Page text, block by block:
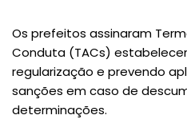
Os prefeitos assinaram
Conduta (TACs)
regularização e prevendo
sanções em caso de
determinações.